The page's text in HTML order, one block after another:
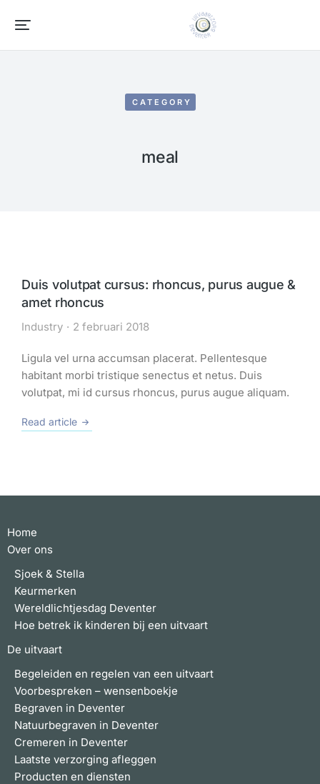
CATEGORY
meal
Duis volutpat cursus: rhoncus, purus augue &
amet rhoncus
Industry 2 februari 2018
Ligula vel urna accumsan placerat. Pellentesque
habitant morbi tristique senectus et netus. Duis
volutpat, mi id cursus rhoncus, purus augue aliquam.
Read article
Home
Over ons
Sjoek & Stella
Keurmerken
Wereldlichtjesdag Deventer
Hoe betrek ik kinderen bij een uitvaart
De uitvaart
Begeleiden en regelen van een uitvaart
Voorbespreken – wensenboekje
Begraven in Deventer
Natuurbegraven in Deventer
Cremeren in Deventer
Laatste verzorging afleggen
Producten en diensten